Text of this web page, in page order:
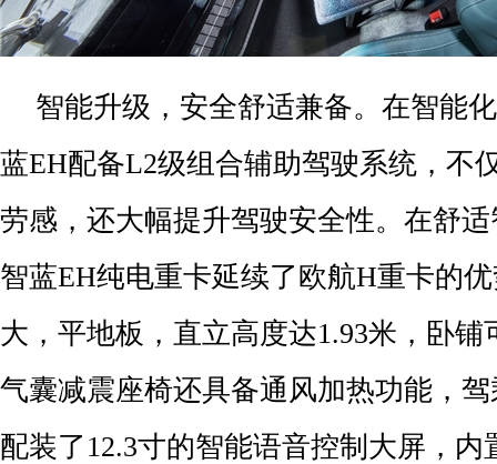
智能升级，安全舒适兼备。在智能
蓝EH配备L2级组合辅助驾驶系统，不
劳感，还大幅提升驾驶安全性。在舒
智蓝EH纯电重卡延续了欧航H重卡的
大，平地板，直立高度达1.93米，卧铺
气囊减震座椅还具备通风加热功能，
配装了12.3寸的智能语音控制大屏，内